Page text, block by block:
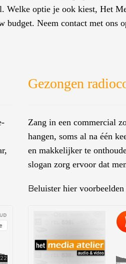
Welke optie je ook kiest, Het
Neem contact met ons
Gezongen
Zang in een commercial
hangen, soms al na één
en makkelijker te
slogan zorg ervoor dat
Beluister hier